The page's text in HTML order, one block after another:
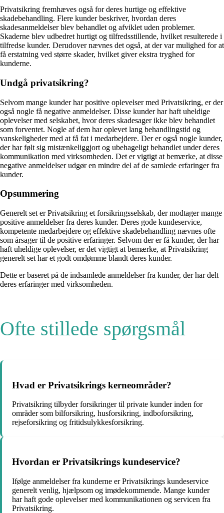
Privatsikring fremhæves også for deres hurtige og effektive
skadebehandling. Flere kunder beskriver, hvordan deres
skadesanmeldelser blev behandlet og afviklet uden problemer.
Skaderne blev udbedret hurtigt og tilfredsstillende, hvilket resulterede i
tilfredse kunder. Derudover nævnes det også, at der var mulighed for at
få erstatning ved større skader, hvilket giver ekstra tryghed for
kunderne.
Undgå privatsikring?
Selvom mange kunder har positive oplevelser med Privatsikring, er der
også nogle få negative anmeldelser. Disse kunder har haft uheldige
oplevelser med selskabet, hvor deres skadesager ikke blev behandlet
som forventet. Nogle af dem har oplevet lang behandlingstid og
vanskeligheder med at få fat i medarbejdere. Der er også nogle kunder,
der har følt sig mistænkeliggjort og ubehageligt behandlet under deres
kommunikation med virksomheden. Det er vigtigt at bemærke, at disse
negative anmeldelser udgør en mindre del af de samlede erfaringer fra
kunder.
Opsummering
Generelt set er Privatsikring et forsikringsselskab, der modtager mange
positive anmeldelser fra deres kunder. Deres gode kundeservice,
kompetente medarbejdere og effektive skadebehandling nævnes ofte
som årsager til de positive erfaringer. Selvom der er få kunder, der har
haft uheldige oplevelser, er det vigtigt at bemærke, at Privatsikring
generelt set har et godt omdømme blandt deres kunder.
Dette er baseret på de indsamlede anmeldelser fra kunder, der har delt
deres erfaringer med virksomheden.
Ofte stillede spørgsmål
Hvad er Privatsikrings kerneområder?
Privatsikring tilbyder forsikringer til private kunder inden for
områder som bilforsikring, husforsikring, indboforsikring,
rejseforsikring og fritidsulykkesforsikring.
Hvordan er Privatsikrings kundeservice?
Ifølge anmeldelser fra kunderne er Privatsikrings kundeservice
generelt venlig, hjælpsom og imødekommende. Mange kunder
har haft gode oplevelser med kommunikationen og servicen fra
Privatsikring.